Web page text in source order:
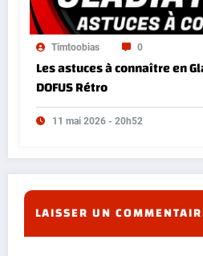
Timtoobias 0
Les astuces à connaître en
DOFUS Rétro
11 mai 2026 - 20h52
LAISSER UN